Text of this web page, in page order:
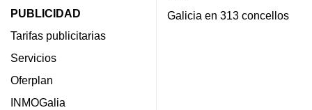
PUBLICIDAD
Tarifas publicitarias
Servicios
Oferplan
INMOGalia
Galicia en 313 concellos